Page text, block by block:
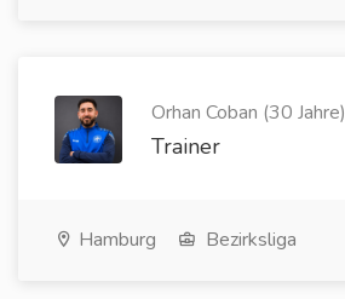
Orhan Coban (30 Jahre)
Trainer
Hamburg Bezirksliga